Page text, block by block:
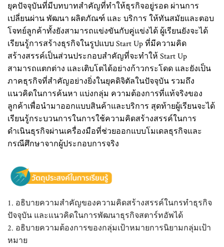
ยุคปัจจุบันที่มีบทบาทสำคัญที่ทำให้ธุรกิจอยู่รอด ผ่านการ
เปลี่ยนผ่าน พัฒนา ผลิตภัณฑ์ และ บริการ ให้ทันสมัยและตอบ
โจทย์ลูกค้าทั้งยังสามารถแข่งขันกับคู่แข่งได้ ผู้เรียนยังจะได้
เรียนรู้การสร้างธุรกิจในรูปแบบ Start Up ที่มีความคิด
สร้างสรรค์เป็นส่วนประกอบสำคัญที่จะทำให้ Start Up
สามารถแตกต่าง และเติบโตได้อย่างก้าวกระโดด และยังเป็น
ภาคธุรกิจที่สำคัญอย่างยิ่งในยุคดิจิตัลในปัจจุบัน รวมถึง
แนวคิดในการค้นหา แบ่งกลุ่ม ความต้องการที่แท้จริงของ
ลูกค้าเพื่อนำมาออกแบบสินค้าและบริการ สุดท้ายผู้เรียนจะได้
เรียนรู้กระบวนการในการใช้ความคิดสร้างสรรค์ในการ
ดำเนินธุรกิจผ่านเครื่องมือที่ช่วยออกแบบโมเดลธุรกิจและ
กรณีศึกษาจากผู้ประกอบการจริง
1. อธิบายความสำคัญของความคิดสร้างสรรค์ในกรทำธุรกิจ
ปัจจุบัน และแนวคิดในการพัฒนาธุรกิจสตาร์ทอัพได้
2. อธิบายความต้องการของกลุ่มเป้าหมายการนิยามกลุ่มเป้า
หมาย